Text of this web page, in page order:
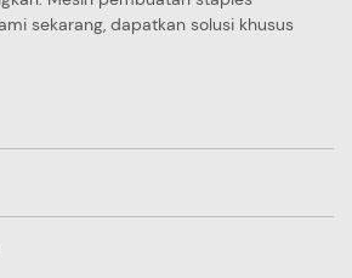
sekarang, dapatkan solusi khusus